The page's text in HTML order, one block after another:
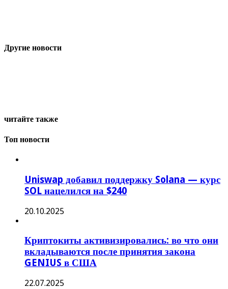
Другие новости
читайте также
Топ новости
Uniswap добавил поддержку Solana — курс
SOL нацелился на $240
20.10.2025
Криптокиты активизировались: во что они
вкладываются после принятия закона
GENIUS в США
22.07.2025